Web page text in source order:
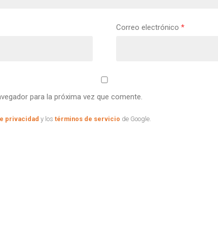
Correo electrónico *
para la próxima vez que comente.
privacidad y los términos de servicio de Google.